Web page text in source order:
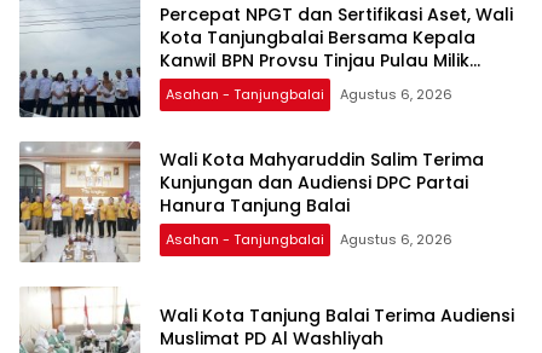
Percepat NPGT dan Sertifikasi Aset, Wali
Kota Tanjungbalai Bersama Kepala
Kanwil BPN Provsu Tinjau Pulau Milik
Pemko
Asahan - Tanjungbalai Agustus 6, 2026
Wali Kota Mahyaruddin Salim Terima
Kunjungan dan Audiensi DPC Partai
Hanura Tanjung Balai
Asahan - Tanjungbalai Agustus 6, 2026
Wali Kota Tanjung Balai Terima Audiensi
Muslimat PD Al Washliyah